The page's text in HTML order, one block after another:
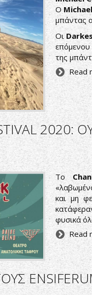
Ο
μπάντας
Οι
επόμενου
της
Read
Το
και μη
φυσικά
Read